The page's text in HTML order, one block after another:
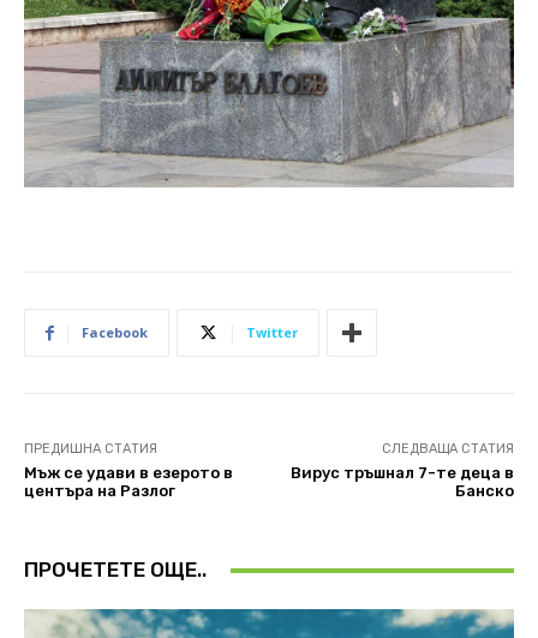
Facebook Twitter
ПРЕДИШНА СТАТИЯ
Мъж се удави в езерото в
центъра на Разлог
СЛЕДВАЩА СТАТИЯ
Вирус тръшнал 7-те деца в
Банско
ПРОЧЕТЕТЕ ОЩЕ..